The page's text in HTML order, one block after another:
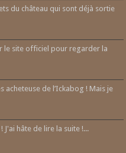
du château qui sont déjà sortie
le site officiel pour regarder la
acheteuse de l’Ickabog ! Mais je
J'ai hâte de lire la suite !...